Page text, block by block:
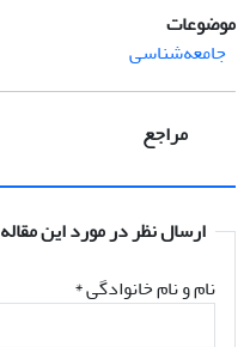
موضوعات
جامعه‌شناسی
مراجع
ارسال نظر در مورد این مقاله
نام و نام خانوادگی*